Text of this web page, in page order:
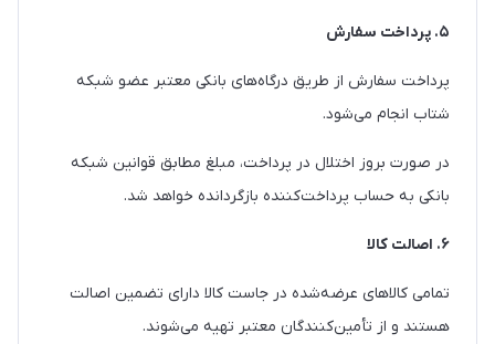
۵. پرداخت سفارش
پرداخت سفارش از طریق درگاه‌های بانکی معتبر عضو شبکه
شتاب انجام می‌شود.
در صورت بروز اختلال در پرداخت، مبلغ مطابق قوانین شبکه
بانکی به حساب پرداخت‌کننده بازگردانده خواهد شد.
۶. اصالت کالا
تمامی کالاهای عرضه‌شده در جاست کالا دارای تضمین اصالت
هستند و از تأمین‌کنندگان معتبر تهیه می‌شوند.